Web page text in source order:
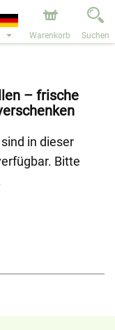
nehmen wir gerne
ist ab dem
Warenkorb Suchen
– frische
in dieser
Bitte